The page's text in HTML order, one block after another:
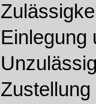
Einlegung